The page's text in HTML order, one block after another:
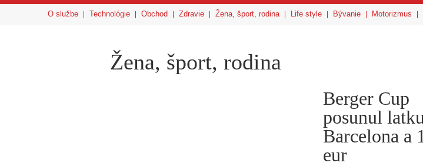
O službe Technológie Obchod Zdravie Žena, šport, rodina Life style Bývanie Motorizmus
Žena, šport, rodina
Berger Cup
posunul
Barcelona a
eur